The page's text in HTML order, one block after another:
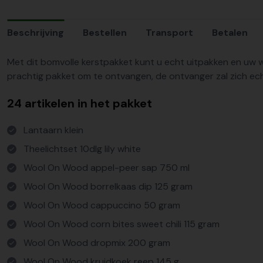
Beschrijving Bestellen Transport Betalen
Met dit bomvolle kerstpakket kunt u echt uitpakken en uw
prachtig pakket om te ontvangen, de ontvanger zal zich
24 artikelen in het pakket
Lantaarn klein
Theelichtset 10dlg lily white
Wool On Wood appel-peer sap 750 ml
Wool On Wood borrelkaas dip 125 gram
Wool On Wood cappuccino 50 gram
Wool On Wood corn bites sweet chili 115 gram
Wool On Wood dropmix 200 gram